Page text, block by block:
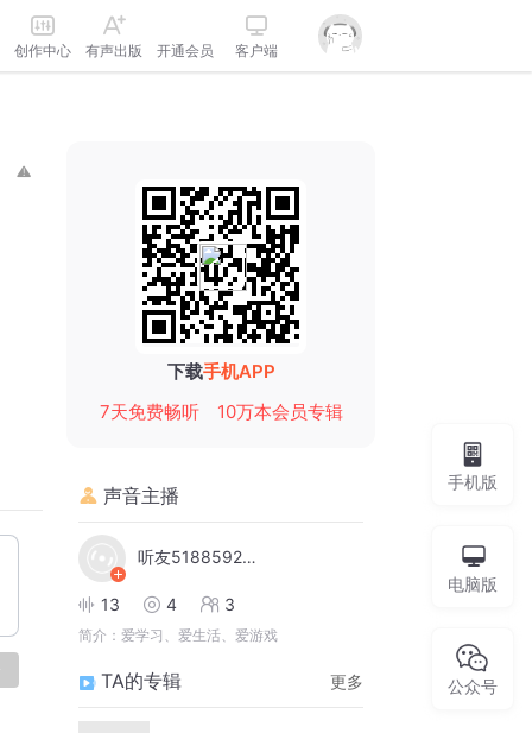
创作中心 有声出版 开通会员 客户端
下载手机APP
7天免费畅听
10万本会员专辑
声音主播
听友518859257
13 4 3
简介： 爱学习、爱生活、爱游戏
TA的专辑 更多
手机版
电脑版
公众号